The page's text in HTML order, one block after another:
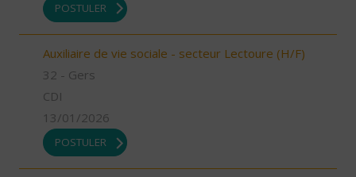
POSTULER
Auxiliaire de vie sociale - secteur Lectoure (H/F)
32 - Gers
CDI
13/01/2026
POSTULER